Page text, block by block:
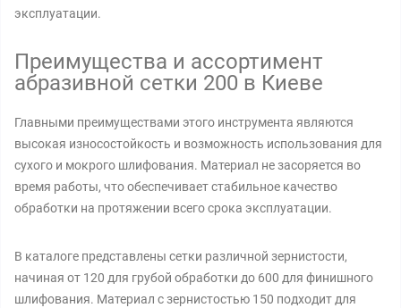
эксплуатации.
Преимущества и ассортимент
абразивной сетки 200 в Киеве
Главными преимуществами этого инструмента являются
высокая износостойкость и возможность использования для
сухого и мокрого шлифования. Материал не засоряется во
время работы, что обеспечивает стабильное качество
обработки на протяжении всего срока эксплуатации.
В каталоге представлены сетки различной зернистости,
начиная от 120 для грубой обработки до 600 для финишного
шлифования. Материал с зернистостью 150 подходит для